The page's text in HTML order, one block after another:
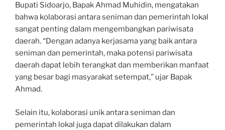
Bupati Sidoarjo, Bapak Ahmad Muhidin, mengatakan
bahwa kolaborasi antara seniman dan pemerintah lokal
sangat penting dalam mengembangkan pariwisata
daerah. “Dengan adanya kerjasama yang baik antara
seniman dan pemerintah, maka potensi pariwisata
daerah dapat lebih terangkat dan memberikan manfaat
yang besar bagi masyarakat setempat,” ujar Bapak
Ahmad.
Selain itu, kolaborasi unik antara seniman dan
pemerintah lokal juga dapat dilakukan dalam